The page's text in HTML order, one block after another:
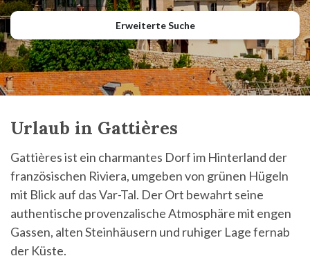
Erweiterte Suche
Urlaub in Gattières
Gattières ist ein charmantes Dorf im Hinterland der
französischen Riviera, umgeben von grünen Hügeln
mit Blick auf das Var-Tal. Der Ort bewahrt seine
authentische provenzalische Atmosphäre mit engen
Gassen, alten Steinhäusern und ruhiger Lage fernab
der Küste.